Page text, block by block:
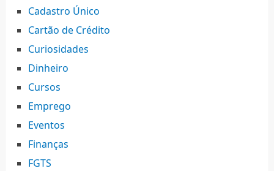
Cadastro Único
Cartão de Crédito
Curiosidades
Dinheiro
Cursos
Emprego
Eventos
Finanças
FGTS